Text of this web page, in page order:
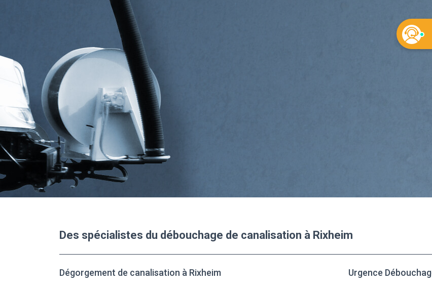
Des spécialistes du débouchage de canalisation à Rixheim
Dégorgement de canalisation à Rixheim Urgence